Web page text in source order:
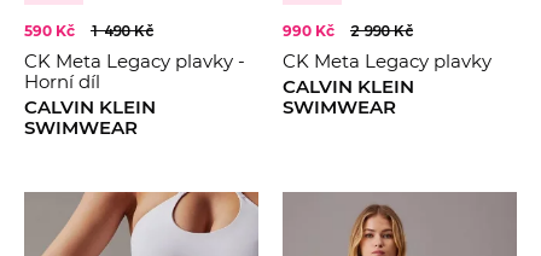
590 Kč 1 490 Kč
CK Meta Legacy plavky -
Horní díl
CALVIN KLEIN
SWIMWEAR
990 Kč 2 990 Kč
CK Meta Legacy plavky
CALVIN KLEIN
SWIMWEAR